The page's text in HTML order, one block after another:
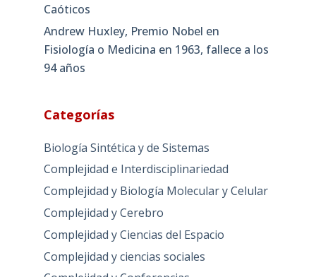
Caóticos
Andrew Huxley, Premio Nobel en
Fisiología o Medicina en 1963, fallece a los
94 años
Categorías
Biología Sintética y de Sistemas
Complejidad e Interdisciplinariedad
Complejidad y Biología Molecular y Celular
Complejidad y Cerebro
Complejidad y Ciencias del Espacio
Complejidad y ciencias sociales